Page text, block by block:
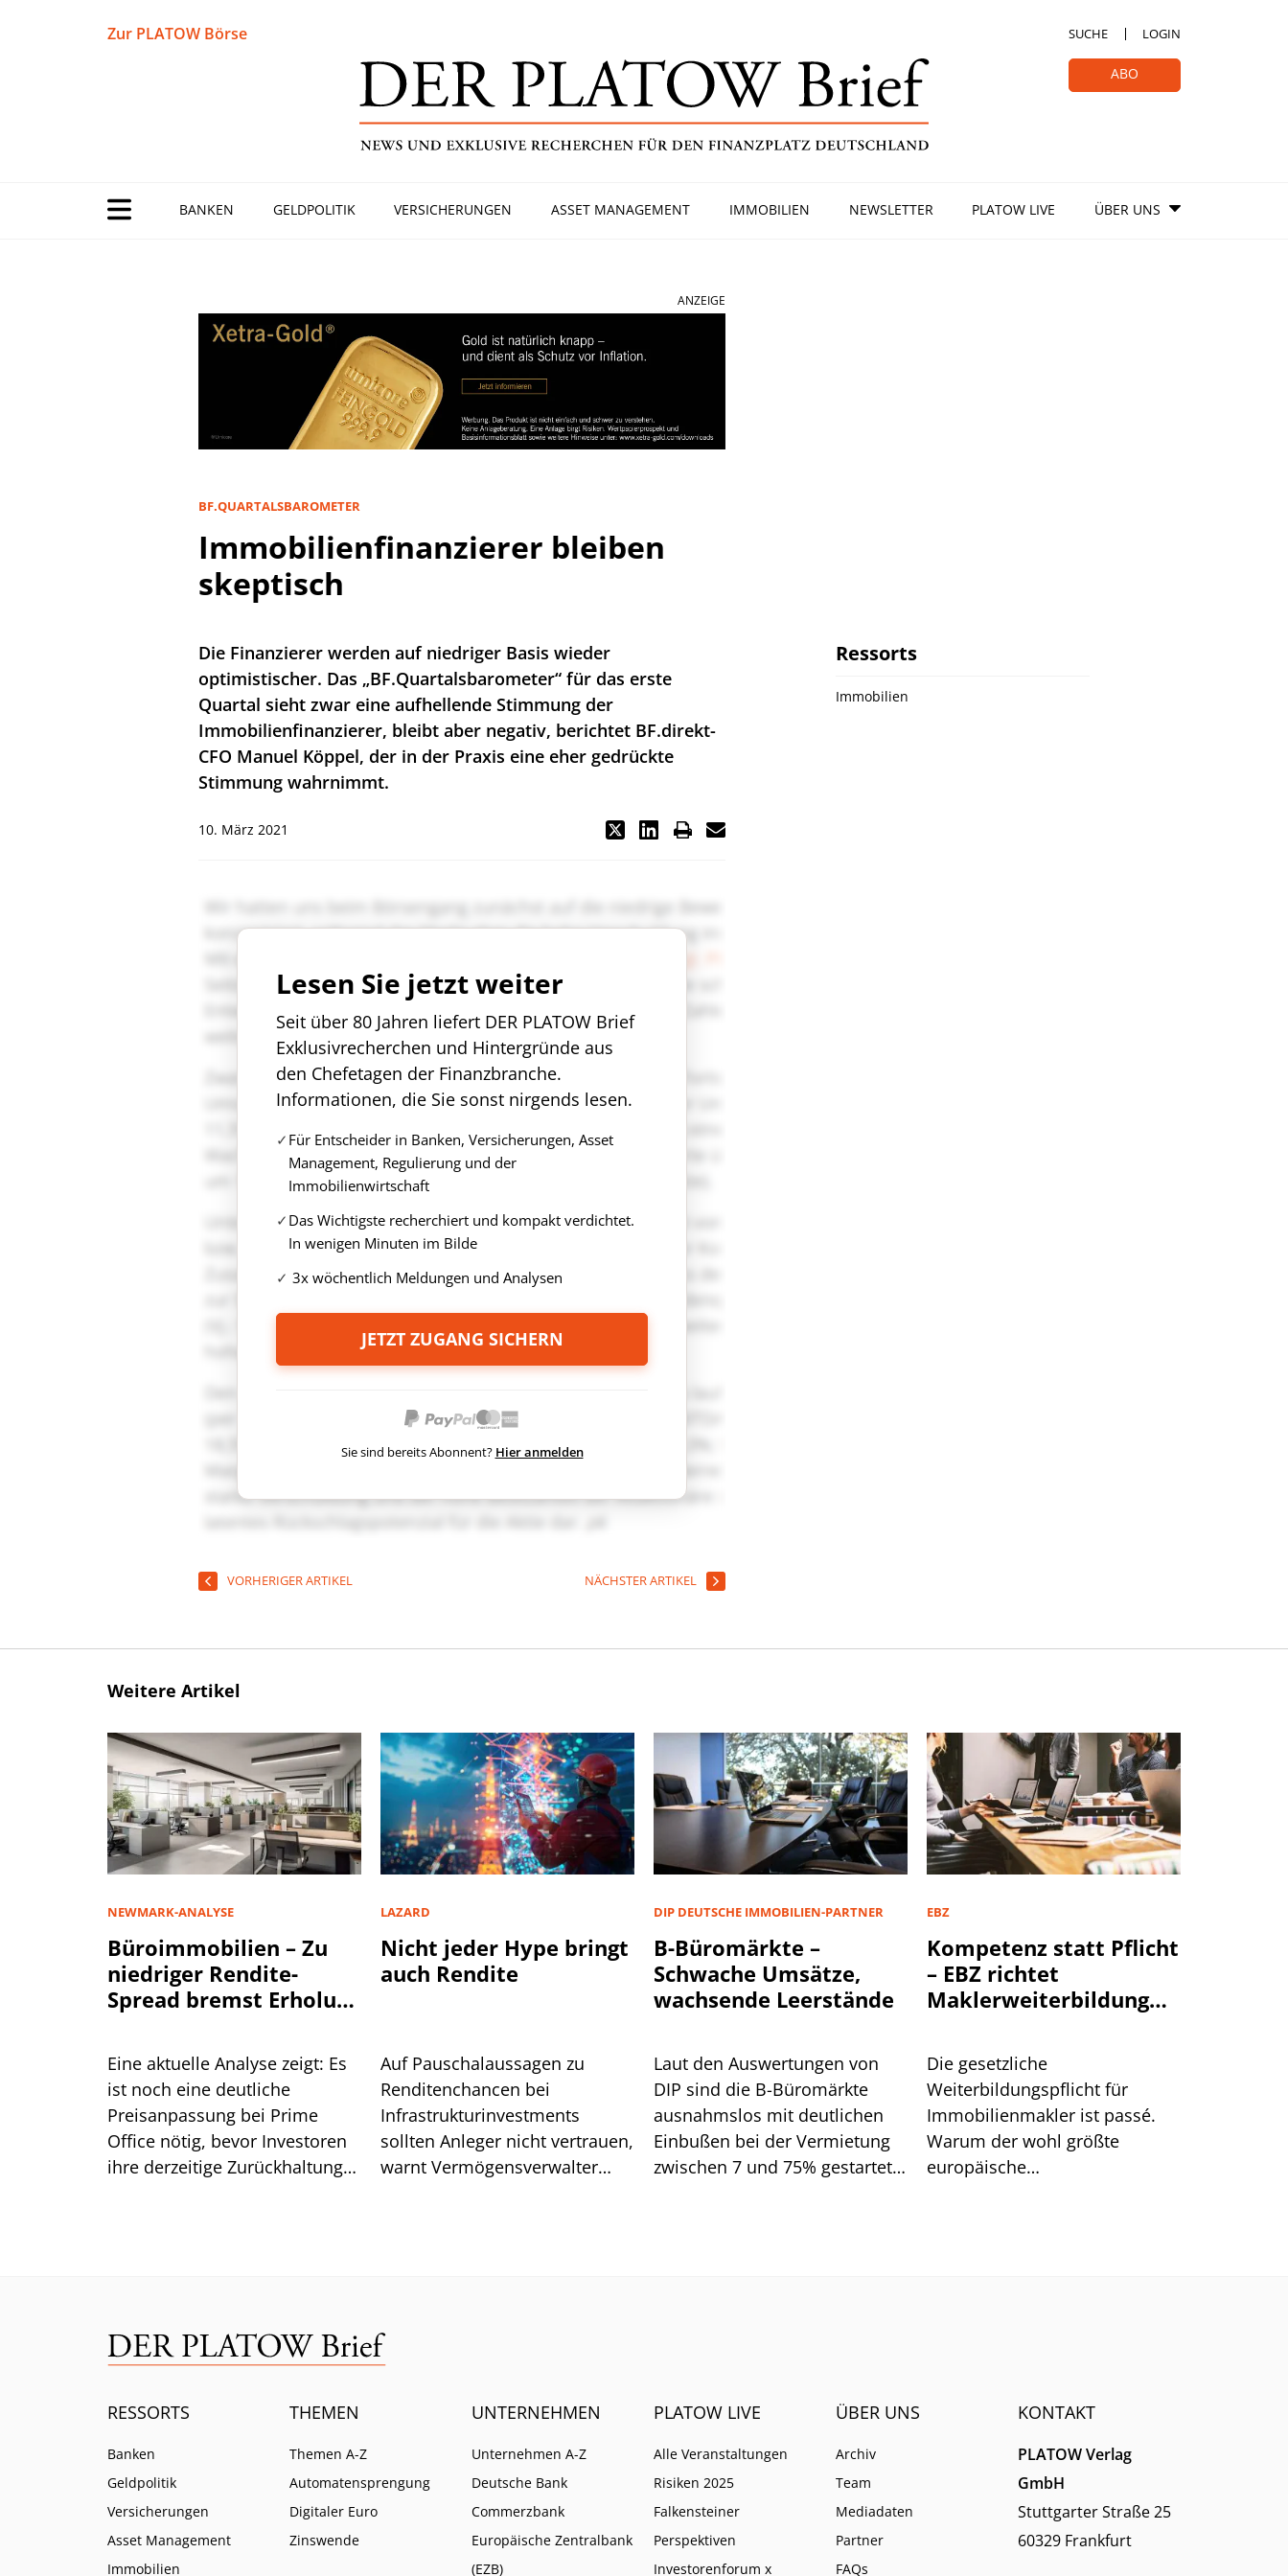
Zur PLATOW Börse SUCHE LOGIN
ABO
BANKEN GELDPOLITIK VERSICHERUNGEN ASSET MANAGEMENT IMMOBILIEN NEWSLETTER PLATOW LIVE ÜBER UNS
ANZEIGE
BF.QUARTALSBAROMETER
Immobilienfinanzierer bleiben
skeptisch
Die Finanzierer werden auf niedriger Basis wieder
optimistischer. Das „BF.Quartalsbarometer“ für das erste
Quartal sieht zwar eine aufhellende Stimmung der
Immobilienfinanzierer, bleibt aber negativ, berichtet BF.direkt-
CFO Manuel Köppel, der in der Praxis eine eher gedrückte
Stimmung wahrnimmt.
10. März 2021
Lesen Sie jetzt weiter
Seit über 80 Jahren liefert DER PLATOW Brief
Exklusivrecherchen und Hintergründe aus
den Chefetagen der Finanzbranche.
Informationen, die Sie sonst nirgends lesen.
Für Entscheider in Banken, Versicherungen, Asset
Management, Regulierung und der
Immobilienwirtschaft
Das Wichtigste recherchiert und kompakt verdichtet.
In wenigen Minuten im Bilde
3x wöchentlich Meldungen und Analysen
JETZT ZUGANG SICHERN
Sie sind bereits Abonnent? Hier anmelden
VORHERIGER ARTIKEL NÄCHSTER ARTIKEL
Ressorts
Immobilien
Weitere Artikel
NEWMARK-ANALYSE
Büroimmobilien – Zu
niedriger Rendite-
Spread bremst Erholung
Eine aktuelle Analyse zeigt: Es
ist noch eine deutliche
Preisanpassung bei Prime
Office nötig, bevor Investoren
ihre derzeitige Zurückhaltung
LAZARD
Nicht jeder Hype bringt
auch Rendite
Auf Pauschalaussagen zu
Renditenchancen bei
Infrastrukturinvestments
sollten Anleger nicht vertrauen,
warnt Vermögensverwalter
DIP DEUTSCHE IMMOBILIEN-PARTNER
B-Büromärkte –
Schwache Umsätze,
wachsende Leerstände
Laut den Auswertungen von
DIP sind die B-Büromärkte
ausnahmslos mit deutlichen
Einbußen bei der Vermietung
zwischen 7 und 75% gestartet.
EBZ
Kompetenz statt Pflicht
– EBZ richtet
Maklerweiterbildung
Die gesetzliche
Weiterbildungspflicht für
Immobilienmakler ist passé.
Warum der wohl größte
europäische
RESSORTS
Banken
Geldpolitik
Versicherungen
Asset Management
Immobilien
THEMEN
Themen A-Z
Automatensprengung
Digitaler Euro
Zinswende
UNTERNEHMEN
Unternehmen A-Z
Deutsche Bank
Commerzbank
Europäische Zentralbank
(EZB)
PLATOW LIVE
Alle Veranstaltungen
Risiken 2025
Falkensteiner
Perspektiven
Investorenforum x
ÜBER UNS
Archiv
Team
Mediadaten
Partner
FAQs
KONTAKT
PLATOW Verlag
GmbH
Stuttgarter Straße 25
60329 Frankfurt